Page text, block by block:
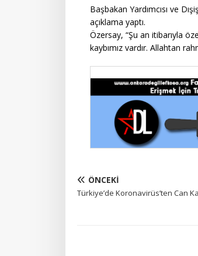
Başbakan Yardımcısı ve
açıklama yaptı.
Özersay, “Şu an itibarıyla
kaybımız vardır. Allahtan
ÖNCEKI
Türkiye’de Koronavirüs’ten Can